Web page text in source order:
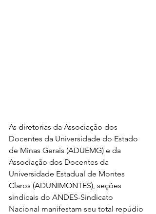
As diretorias da Associação dos
Docentes da Universidade do Estado
de Minas Gerais (ADUEMG) e da
Associação dos Docentes da
Universidade Estadual de Montes
Claros (ADUNIMONTES), seções
sindicais do ANDES-Sindicato
Nacional manifestam seu total repúdio